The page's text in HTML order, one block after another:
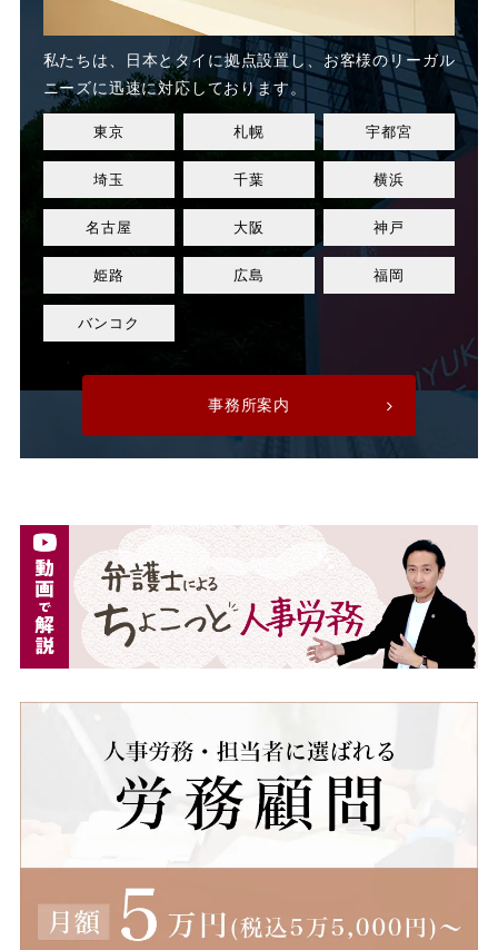
私たちは、日本とタイに拠点設置し、お客様のリーガル
ニーズに迅速に対応しております。
東京 札幌 宇都宮
埼玉 千葉 横浜
名古屋 大阪 神戸
姫路 広島 福岡
バンコク
事務所案内